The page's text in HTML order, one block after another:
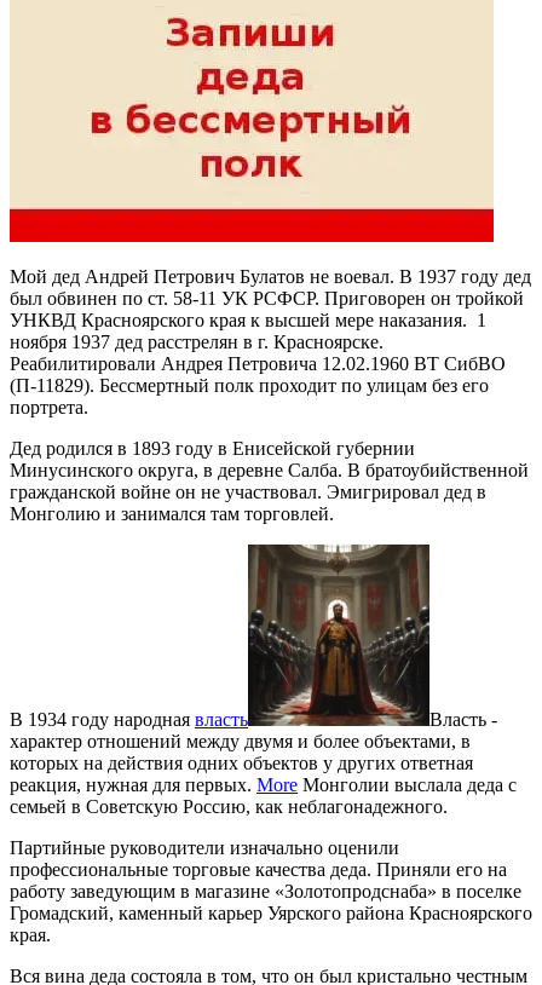
Мой дед Андрей Петрович Булатов не воевал. В 1937 году дед
был обвинен по ст. 58-11 УК РСФСР. Приговорен он тройкой
УНКВД Красноярского края к высшей мере наказания. 1
ноября 1937 дед расстрелян в г. Красноярске.
Реабилитировали Андрея Петровича 12.02.1960 ВТ СибВО
(П-11829). Бессмертный полк проходит по улицам без его
портрета.
Дед родился в 1893 году в Енисейской губернии
Минусинского округа, в деревне Салба. В братоубийственной
гражданской войне он не участвовал. Эмигрировал дед в
Монголию и занимался там торговлей.
В 1934 году народная власть
Власть -
характер отношений между двумя и более объектами, в
которых на действия одних объектов у других ответная
реакция, нужная для первых. More Монголии выслала деда с
семьей в Советскую Россию, как неблагонадежного.
Партийные руководители изначально оценили
профессиональные торговые качества деда. Приняли его на
работу заведующим в магазине «Золотопродснаба» в поселке
Громадский, каменный карьер Уярского района Красноярского
края.
Вся вина деда состояла в том, что он был кристально честным